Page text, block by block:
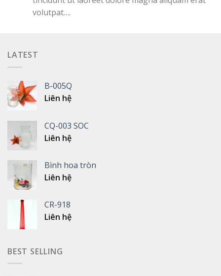
volutpat….
LATEST
B-005Q
Liên hệ
CQ-003 SOC
Liên hệ
Bình hoa tròn
Liên hệ
CR-918
Liên hệ
BEST SELLING